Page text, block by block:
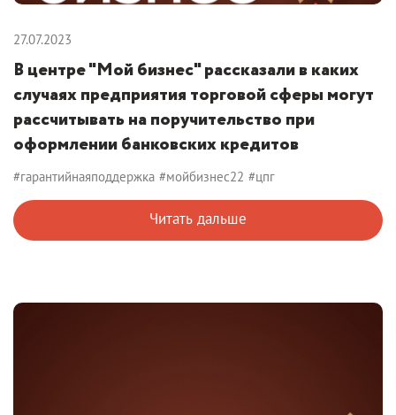
27.07.2023
В центре "Мой бизнес" рассказали в каких
случаях предприятия торговой сферы могут
рассчитывать на поручительство при
оформлении банковских кредитов
#гарантийнаяподдержка #мойбизнес22 #цпг
Читать дальше